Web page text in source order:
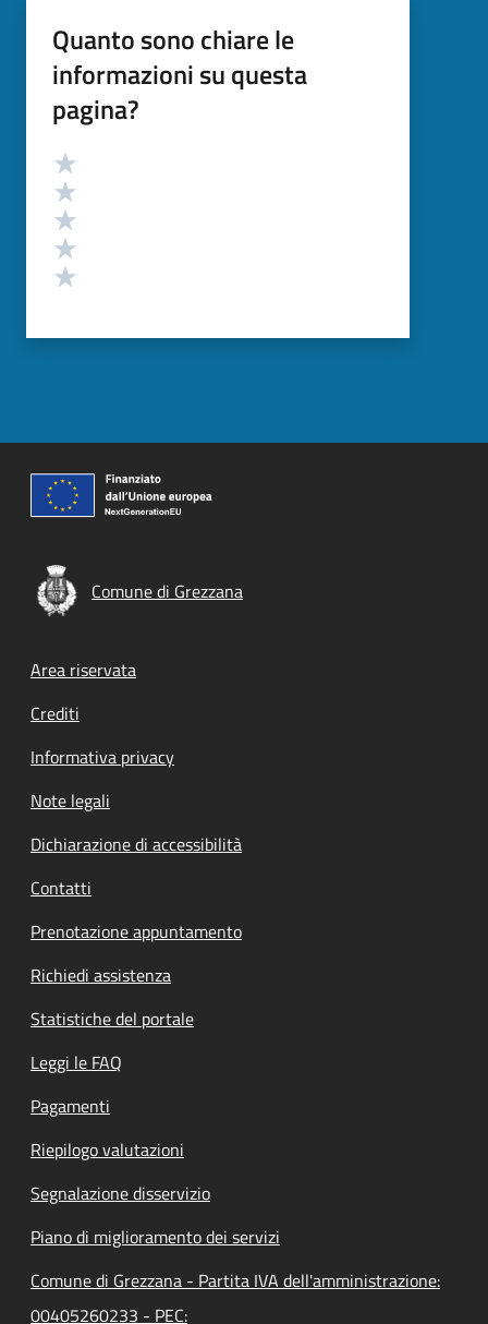
Quanto sono chiare le
informazioni su questa
pagina?
Valutazione
Comune di Grezzana
Footer menu
Area riservata
Crediti
Informativa privacy
Note legali
Dichiarazione di accessibilità
Contatti
Prenotazione appuntamento
Richiedi assistenza
Statistiche del portale
Leggi le FAQ
Pagamenti
Riepilogo valutazioni
Segnalazione disservizio
Piano di miglioramento dei servizi
Comune di Grezzana - Partita IVA dell'amministrazione:
00405260233 - PEC: